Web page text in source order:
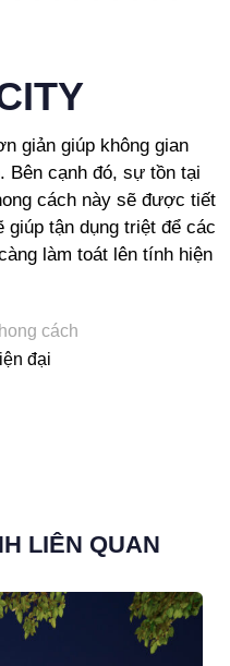
giản giúp không gian
Bên cạnh đó, sự tồn tại
cách này sẽ được tiết
tận dụng triệt để các
làm toát lên tính hiện
cách
đại
LIÊN QUAN